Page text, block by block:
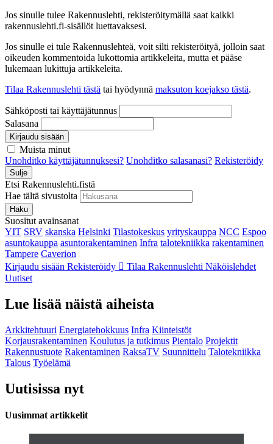
Jos sinulle tulee Rakennuslehti, rekisteröitymällä saat kaikki
rakennuslehti.fi-sisällöt luettavaksesi.
Jos sinulle ei tule Rakennuslehteä, voit silti rekisteröityä, jolloin saat
oikeuden kommentoida lukottomia artikkeleita, mutta et pääse
lukemaan lukittuja artikkeleita.
Tilaa Rakennuslehti tästä tai hyödynnä maksuton koejakso tästä.
Sähköposti tai käyttäjätunnus
Salasana
Kirjaudu sisään
Muista minut
Unohditko käyttäjätunnuksesi? Unohditko salasanasi? Rekisteröidy
Sulje
Etsi Rakennuslehti.fistä
Hae tältä sivustolta
Haku
Suositut avainsanat
YIT SRV skanska Helsinki Tilastokeskus yrityskauppa NCC Espoo
asuntokauppa asuntorakentaminen Infra talotekniikka rakentaminen
Tampere Caverion
Kirjaudu sisään Rekisteröidy Tilaa Rakennuslehti Näköislehdet
Uutiset
Lue lisää näistä aiheista
Arkkitehtuuri Energiatehokkuus Infra Kiinteistöt
Korjausrakentaminen Koulutus ja tutkimus Pientalo Projektit
Rakennustuote Rakentaminen RaksaTV Suunnittelu Talotekniikka
Talous Työelämä
Uutisissa nyt
Uusimmat artikkelit